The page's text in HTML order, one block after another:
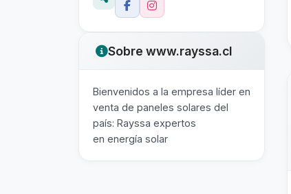
Sobre www.rayssa.cl
Bienvenidos a la empresa líder en
venta de paneles solares del
país: Rayssa expertos
en energía solar